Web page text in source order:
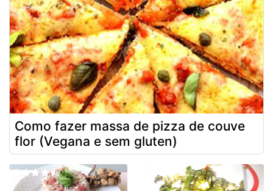
Como fazer massa de pizza de couve
flor (Vegana e sem gluten)